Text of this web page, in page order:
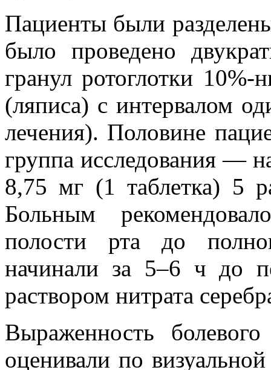
Пациенты были
было проведено
гранул ротоглотки 10%-
(ляписа) с интервалом
лечения). Половине
группа исследования —
8,75 мг (1 таблетка) 5
Больным
полости рта до
начинали за 5–6 ч до
раствором нитрата
Выраженность
оценивали по